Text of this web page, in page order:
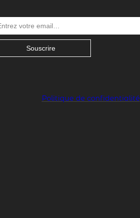
Souscrire
Politique de confidentialité